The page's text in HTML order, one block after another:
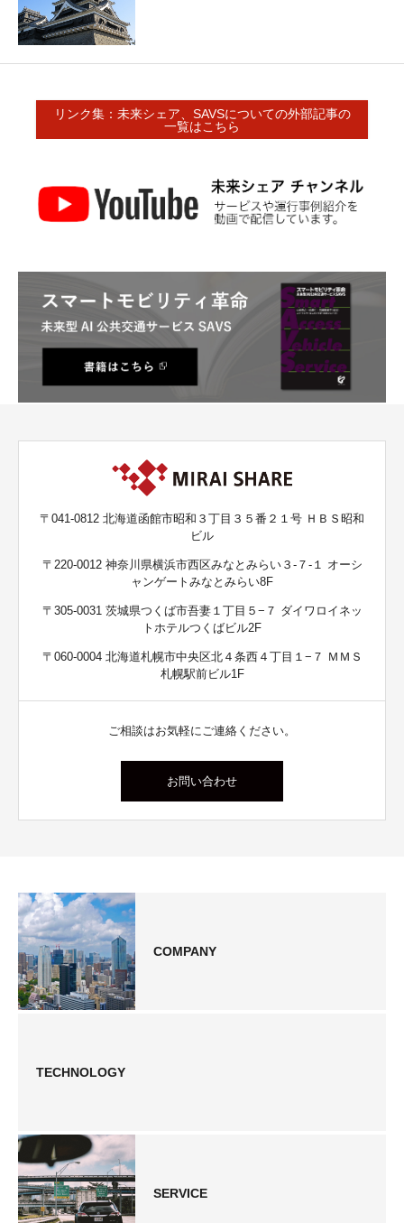
リンク集：未来シェア、SAVSについての外部記事の
一覧はこちら
〒041-0812 北海道函館市昭和３丁目３５番２１号 ＨＢＳ昭和
ビル
〒220-0012 神奈川県横浜市西区みなとみらい３-７-１ オーシ
ャンゲートみなとみらい8F
〒305-0031 茨城県つくば市吾妻１丁目５−７ ダイワロイネッ
トホテルつくばビル2F
〒060-0004 北海道札幌市中央区北４条西４丁目１−７ ＭＭＳ
札幌駅前ビル1F
ご相談はお気軽にご連絡ください。
お問い合わせ
COMPANY
TECHNOLOGY
SERVICE